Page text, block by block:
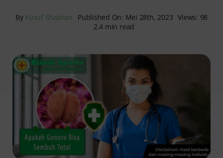
ByYusuf Shabran Published On: Mei 28th, 2023 Views: 98
2.4 min read